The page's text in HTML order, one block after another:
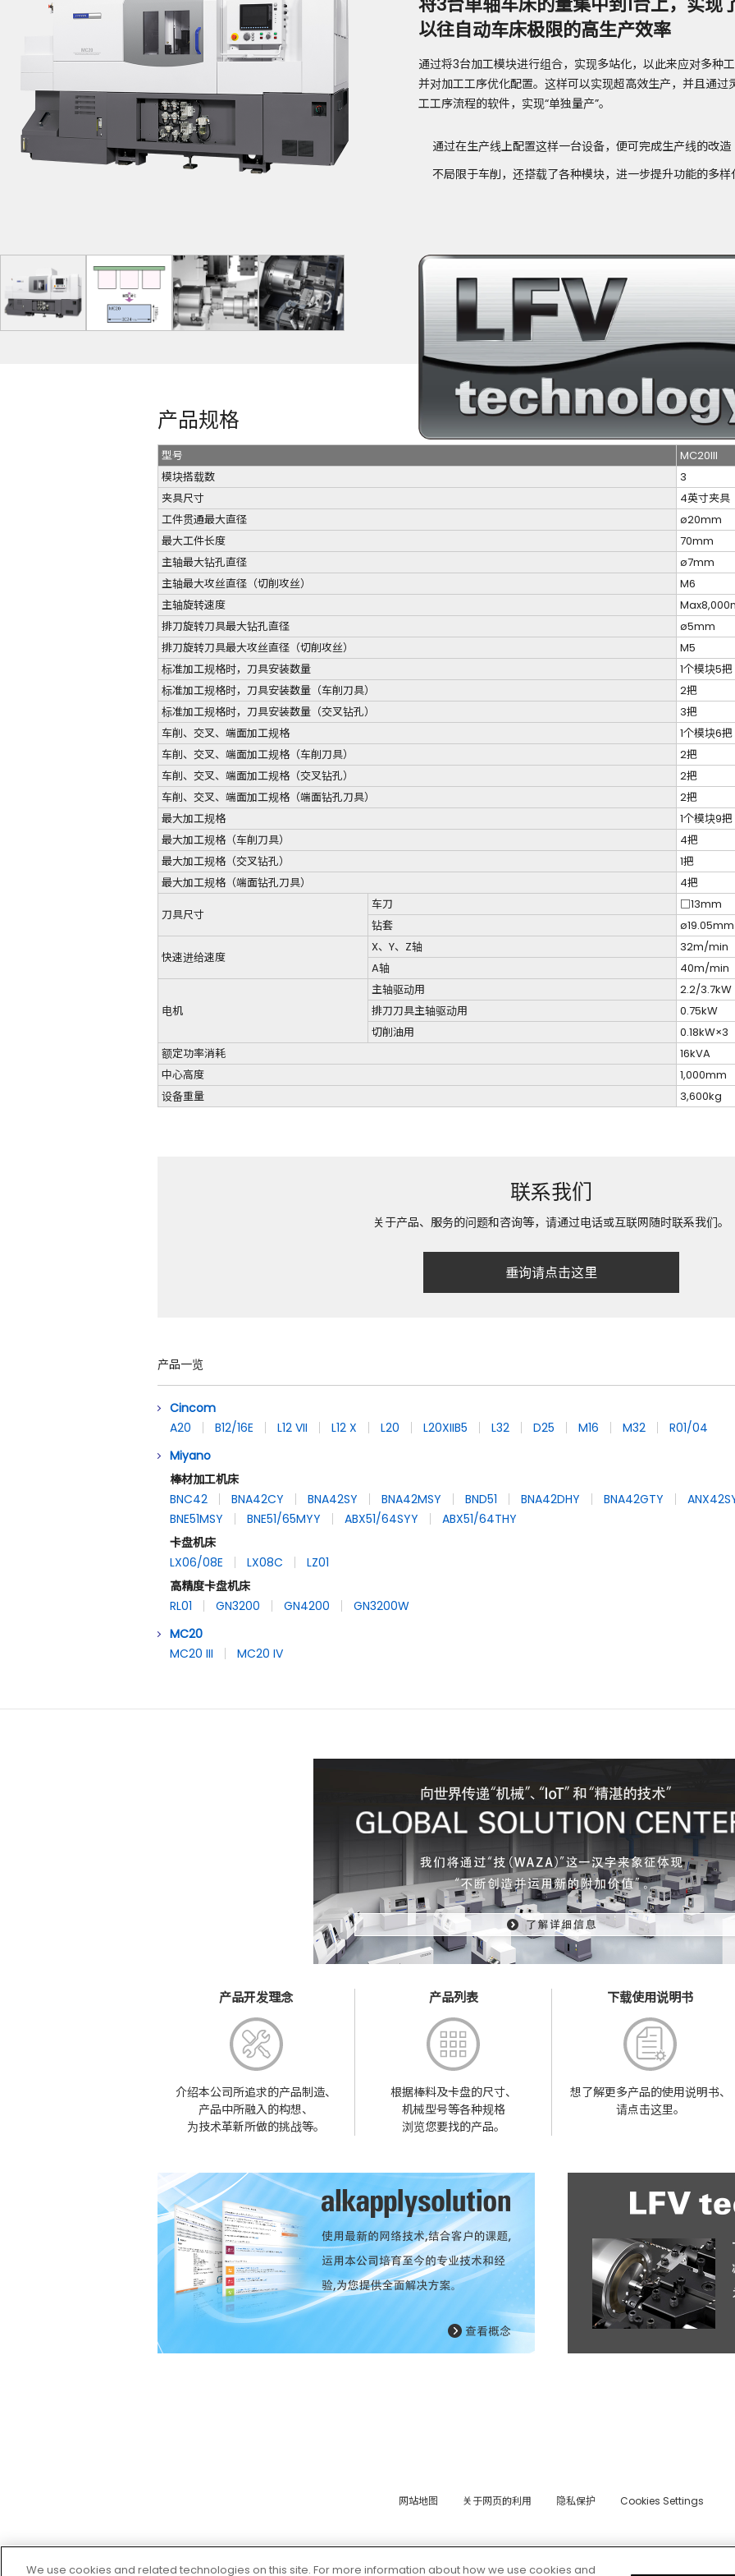
以往自动车床极限的高生产效率
通过将3台加工模块进行组合，实现多站化，以此来应对多种工
并对加工工序优化配置。这样可以实现超高效生产，并且通过
工工序流程的软件，实现“单独量产”。
通过在生产线上配置这样一台设备，便可完成生产线的改造
不局限于车削，还搭载了各种模块，进一步提升功能的多样
产品规格
型号
MC20III
模块搭载数
3
夹具尺寸
4英寸夹具
工件贯通最大直径
ø20mm
最大工件长度
70mm
主轴最大钻孔直径
ø7mm
主轴最大攻丝直径（切削攻丝）
M6
主轴旋转速度
排刀旋转刀具最大钻孔直径
ø5mm
排刀旋转刀具最大攻丝直径（切削攻丝）
M5
标准加工规格时，刀具安装数量
1个模块5把
标准加工规格时，刀具安装数量（车削刀具）
2把
标准加工规格时，刀具安装数量（交叉钻孔）
3把
车削、交叉、端面加工规格
1个模块6把
车削、交叉、端面加工规格（车削刀具）
2把
车削、交叉、端面加工规格（交叉钻孔）
2把
车削、交叉、端面加工规格（端面钻孔刀具）
2把
最大加工规格
1个模块9把
最大加工规格（车削刀具）
4把
最大加工规格（交叉钻孔）
1把
最大加工规格（端面钻孔刀具）
4把
刀具尺寸
车刀
□13mm
钻套
快速进给速度
X、Y、Z轴
32m/min
A轴
40m/min
电机
主轴驱动用
2.2/3.7kW
排刀刀具主轴驱动用
0.75kW
切削油用
0.18kW×3
额定功率消耗
16kVA
中心高度
1,000mm
设备重量
3,600kg
联系我们
关于产品、服务的问题和咨询等，请通过电话或互联网随时联系我们。
垂询请点击这里
产品一览
Cincom
A20
B12/16E L12 VII L12 X L20 L20XIIB5 L32 D25 M16 M32
R01/04
Miyano
棒材加工机床
BNC42
BNA42CY BNA42SY BNA42MSY BND51 BNA42DHY BNA42GTY
BNE51MSY
BNE51/65MYY ABX51/64SYY
ABX51/64THY
卡盘机床
LX06/08E
LX08C
LZ01
高精度卡盘机床
RL01
GN3200 GN4200
GN3200W
MC20
MC20 III
MC20 IV
产品开发理念
介绍本公司所追求的产品制造、
产品中所融入的构想、
为技术革新所做的挑战等。
产品列表
根据棒料及卡盘的尺寸、
机械型号等各种规格
浏览您要找的产品。
下载使用说明书
想了解更多产品的使用说明书、
请点击这里。
网站地图 关于网页的利用 隐私保护 Cookies Settings
We use cookies and related technologies on this site. For more information about how we use cookies and